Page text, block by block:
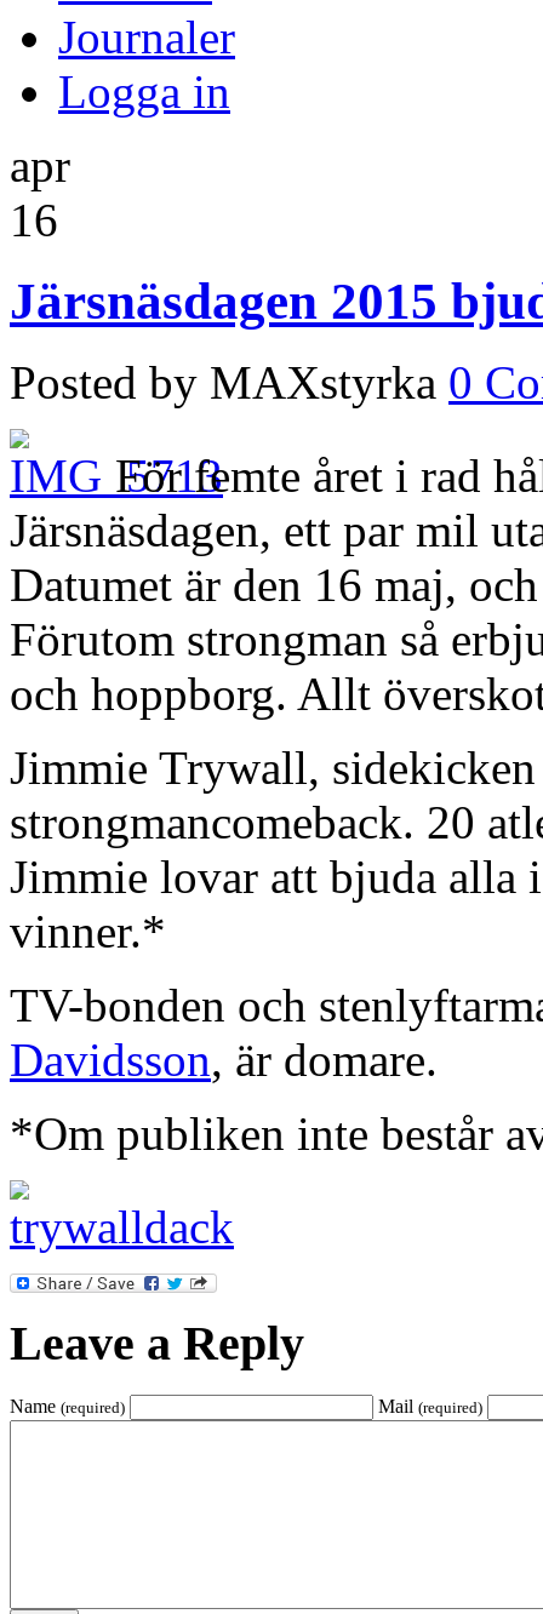
Journaler
Logga in
apr
16
Järsnäsdagen 2015
Posted by MAXstyrka 0
För femte året i rad
Järsnäsdagen, ett par mil
Datumet är den 16 maj,
Förutom strongman så
och hoppborg. Allt
Jimmie Trywall,
strongmancomeback. 20
Jimmie lovar att bjuda alla
vinner.*
TV-bonden och
Davidsson, är domare.
*Om publiken inte består
Leave a Reply
Name (required) Mail (required)